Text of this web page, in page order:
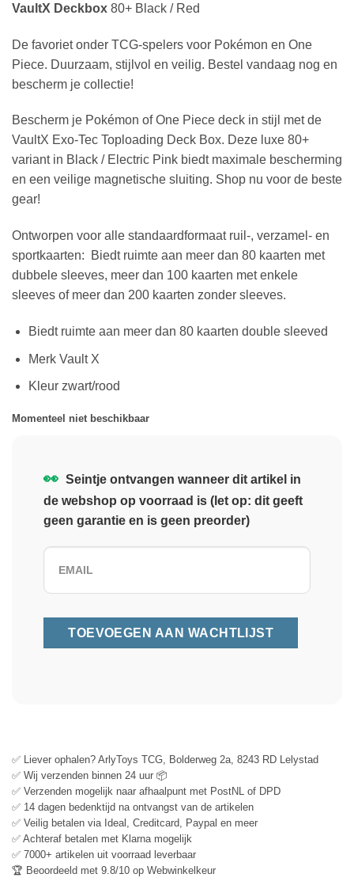
VaultX Deckbox 80+ Black / Red
De favoriet onder TCG-spelers voor Pokémon en One
Piece. Duurzaam, stijlvol en veilig. Bestel vandaag nog en
bescherm je collectie!
Bescherm je Pokémon of One Piece deck in stijl met de
VaultX Exo-Tec Toploading Deck Box. Deze luxe 80+
variant in Black / Electric Pink biedt maximale bescherming
en een veilige magnetische sluiting. Shop nu voor de beste
gear!
Ontworpen voor alle standaardformaat ruil-, verzamel- en
sportkaarten: Biedt ruimte aan meer dan 80 kaarten met
dubbele sleeves, meer dan 100 kaarten met enkele
sleeves of meer dan 200 kaarten zonder sleeves.
Biedt ruimte aan meer dan 80 kaarten double sleeved
Merk Vault X
Kleur zwart/rood
Momenteel niet beschikbaar
👀 Seintje ontvangen wanneer dit artikel in
de webshop op voorraad is (let op: dit geeft
geen garantie en is geen preorder)
✅ Liever ophalen? ArlyToys TCG, Bolderweg 2a, 8243 RD Lelystad
✅ Wij verzenden binnen 24 uur 📦
✅ Verzenden mogelijk naar afhaalpunt met PostNL of DPD
✅ 14 dagen bedenktijd na ontvangst van de artikelen
✅ Veilig betalen via Ideal, Creditcard, Paypal en meer
✅ Achteraf betalen met Klarna mogelijk
✅ 7000+ artikelen uit voorraad leverbaar
🏆 Beoordeeld met 9.8/10 op Webwinkelkeur